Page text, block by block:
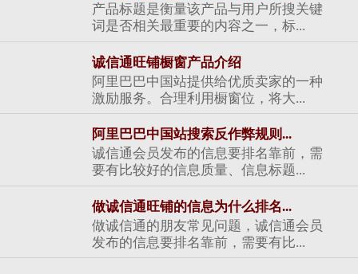
产品标题是衡量该产品与用户所搜关键
词是否相关最重要的内容之一，标...
诚信通旺铺橱窗产品介绍
阿里巴巴中国站提供给优质卖家的一种
激励服务。合理利用橱窗位，将大...
阿里巴巴中国站搜索反作弊规则...
诚信通会员发布的信息要排名靠前，需
要有比较好的信息质量、信息标题...
做诚信通旺铺的信息为什么排名...
做诚信通的朋友常见问题，诚信通会员
发布的信息要排名靠前，需要有比...